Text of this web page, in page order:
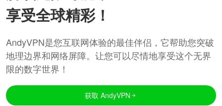
享受全球精彩！
AndyVPN是您互联网体验的最佳伴侣，它帮助您突破
地理边界和网络屏障。让您可以尽情地享受这个无界
限的数字世界！
获取 AndyVPN